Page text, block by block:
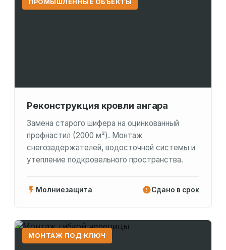
ПРОМЫШЛЕННЫЕ ОБЪЕКТЫ
Реконструкция кровли ангара
Замена старого шифера на оцинкованный
профнастил (2000 м²). Монтаж
снегозадержателей, водосточной системы и
утепление подкровельного пространства.
Молниезащита Сдано в срок
МОНТАЖ ПОД КЛЮЧ